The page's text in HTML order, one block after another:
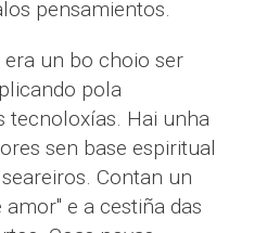
pensamientos.
un bo choio ser
pola
tecnoloxías. Hai unha
sen base espiritual
Contan un
e a cestiña das